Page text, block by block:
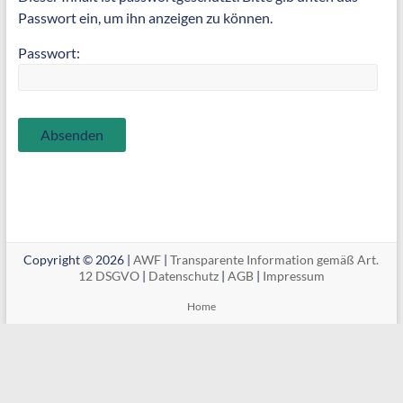
Passwort ein, um ihn anzeigen zu können.
Passwort:
Copyright © 2026 |AWF |Transparente Information gemäß Art.
12 DSGVO| Datenschutz| AGB| Impressum
Home